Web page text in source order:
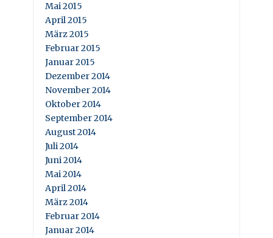
Mai 2015
April 2015
März 2015
Februar 2015
Januar 2015
Dezember 2014
November 2014
Oktober 2014
September 2014
August 2014
Juli 2014
Juni 2014
Mai 2014
April 2014
März 2014
Februar 2014
Januar 2014